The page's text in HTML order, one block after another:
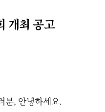
개최 공고
분, 안녕하세요.